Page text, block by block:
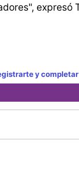
expresó
y